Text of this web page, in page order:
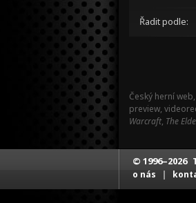
Řadit podle:
Český herní
preview,
Warcraft, The
© 1996–2026
o nás |